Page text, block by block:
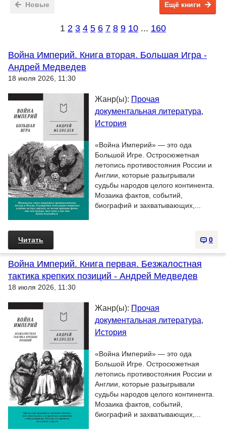
Новые Ещё книги
1 2 3 4 5 6 7 8 9 10 ... 160
Война Империй. Книга вторая. Большая Игра -
Андрей Медведев
18 июля 2026, 11:30
Жанр(ы): Прочая
документальная литература,
История
«Война Империй» — это ода
Большой Игре. Остросюжетная
летопись противостояния России и
Англии, которые разыгрывали
судьбы народов целого континента.
Мозаика фактов, событий,
биографий и захватывающих,...
0
Читать
Война Империй. Книга первая. Безжалостная
тактика крепких позиций - Андрей Медведев
18 июля 2026, 11:30
Жанр(ы): Прочая
документальная литература,
История
«Война Империй» — это ода
Большой Игре. Остросюжетная
летопись противостояния России и
Англии, которые разыгрывали
судьбы народов целого континента.
Мозаика фактов, событий,
биографий и захватывающих,...